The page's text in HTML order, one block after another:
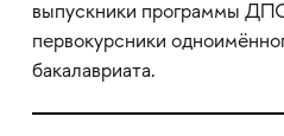
выпускники программы
первокурсники
бакалавриата.